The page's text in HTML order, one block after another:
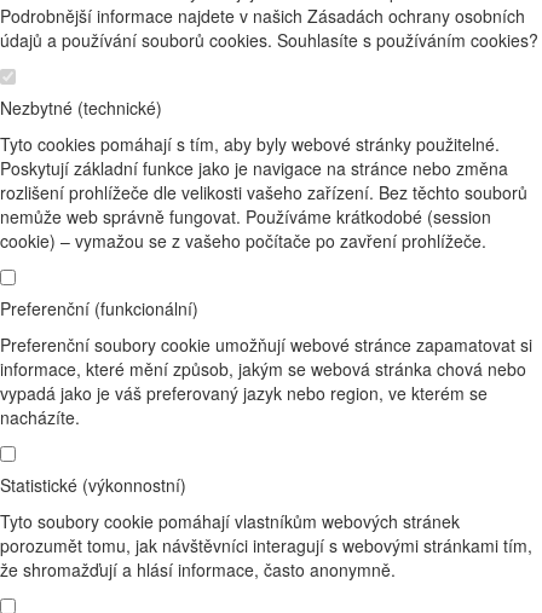
Podrobnější informace najdete v našich Zásadách ochrany osobních
údajů a používání souborů cookies. Souhlasíte s používáním cookies?
Nezbytné (technické)
Tyto cookies pomáhají s tím, aby byly webové stránky použitelné.
Poskytují základní funkce jako je navigace na stránce nebo změna
rozlišení prohlížeče dle velikosti vašeho zařízení. Bez těchto souborů
nemůže web správně fungovat. Používáme krátkodobé (session
cookie) – vymažou se z vašeho počítače po zavření prohlížeče.
Preferenční (funkcionální)
Preferenční soubory cookie umožňují webové stránce zapamatovat si
informace, které mění způsob, jakým se webová stránka chová nebo
vypadá jako je váš preferovaný jazyk nebo region, ve kterém se
nacházíte.
Statistické (výkonnostní)
Tyto soubory cookie pomáhají vlastníkům webových stránek
porozumět tomu, jak návštěvníci interagují s webovými stránkami tím,
že shromažďují a hlásí informace, často anonymně.